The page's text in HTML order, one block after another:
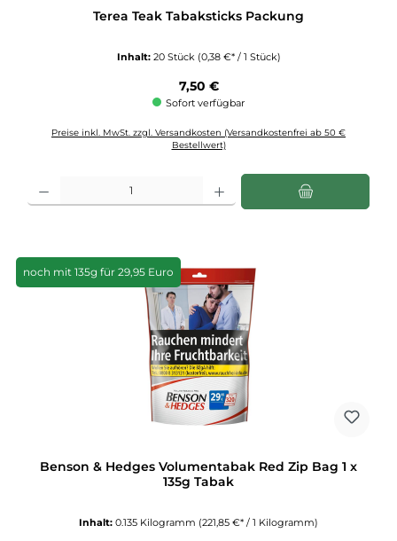
Terea Teak Tabaksticks Packung
Inhalt: 20 Stück (0,38 €* / 1 Stück)
Regulärer Preis:
7,50 €
Sofort verfügbar
Preise inkl. MwSt. zzgl. Versandkosten (Versandkostenfrei ab 50 €
Bestellwert)
noch mit 135g für 29,95 Euro
Benson & Hedges Volumentabak Red Zip Bag 1 x
135g Tabak
Inhalt: 0.135 Kilogramm (221,85 €* / 1 Kilogramm)